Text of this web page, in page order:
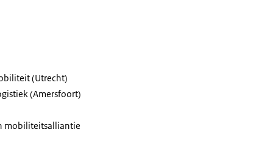
(Utrecht)
(Amersfoort)
mobiliteitsalliantie